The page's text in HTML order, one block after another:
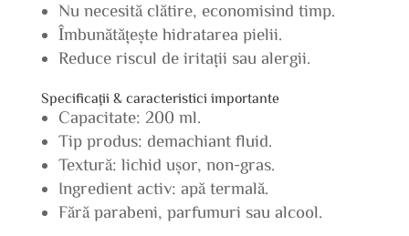
Nu necesită clătire, economisind timp.
Îmbunătățește hidratarea pielii.
Reduce riscul de iritații sau alergii.
Specificații & caracteristici importante
Capacitate: 200 ml.
Tip produs: demachiant fluid.
Textură: lichid ușor, non-gras.
Ingredient activ: apă termală.
Fără parabeni, parfumuri sau alcool.